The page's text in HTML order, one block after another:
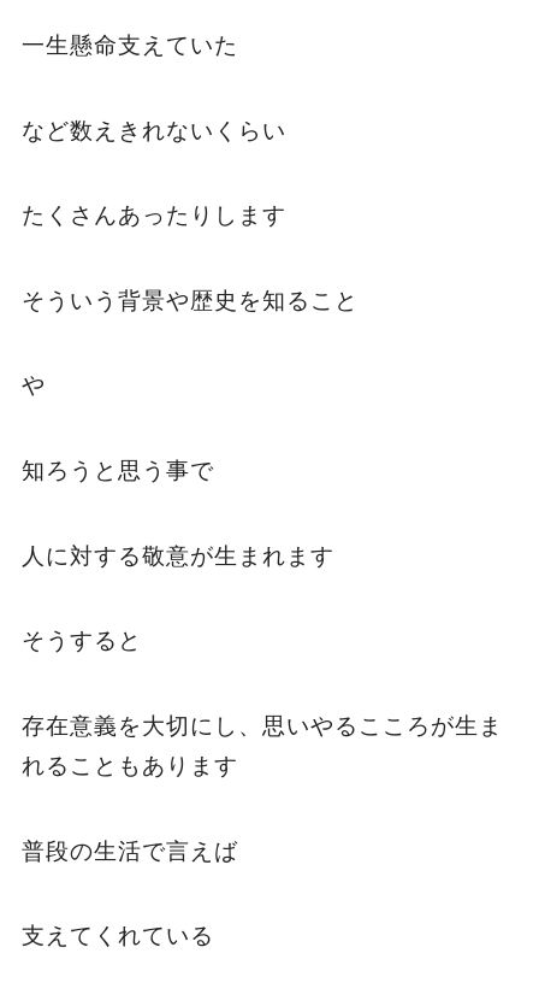
一生懸命支えていた
など数えきれないくらい
たくさんあったりします
そういう背景や歴史を知ること
や
知ろうと思う事で
人に対する敬意が生まれます
そうすると
存在意義を大切にし、思いやるこころが生ま
れることもあります
普段の生活で言えば
支えてくれている